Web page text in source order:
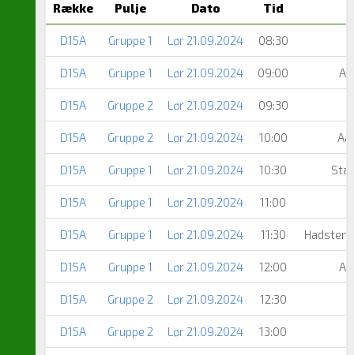
Række Pulje Dato Tid
D15A Gruppe 1 Lør 21.09.2024 08:30
D15A Gruppe 1 Lør 21.09.2024 09:00
D15A Gruppe 2 Lør 21.09.2024 09:30
D15A Gruppe 2 Lør 21.09.2024 10:00
D15A Gruppe 1 Lør 21.09.2024 10:30
D15A Gruppe 1 Lør 21.09.2024 11:00
D15A Gruppe 1 Lør 21.09.2024 11:30 Hadsten
D15A Gruppe 1 Lør 21.09.2024 12:00
D15A Gruppe 2 Lør 21.09.2024 12:30
D15A Gruppe 2 Lør 21.09.2024 13:00